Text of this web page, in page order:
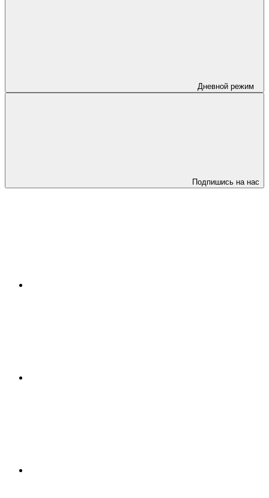
Дневной режим
Подпишись на нас